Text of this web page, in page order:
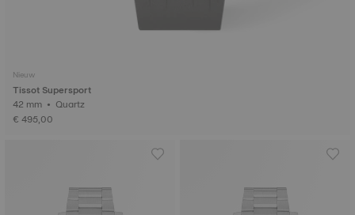
Nieuw
Tissot Supersport
42 mm • Quartz
€ 495,00